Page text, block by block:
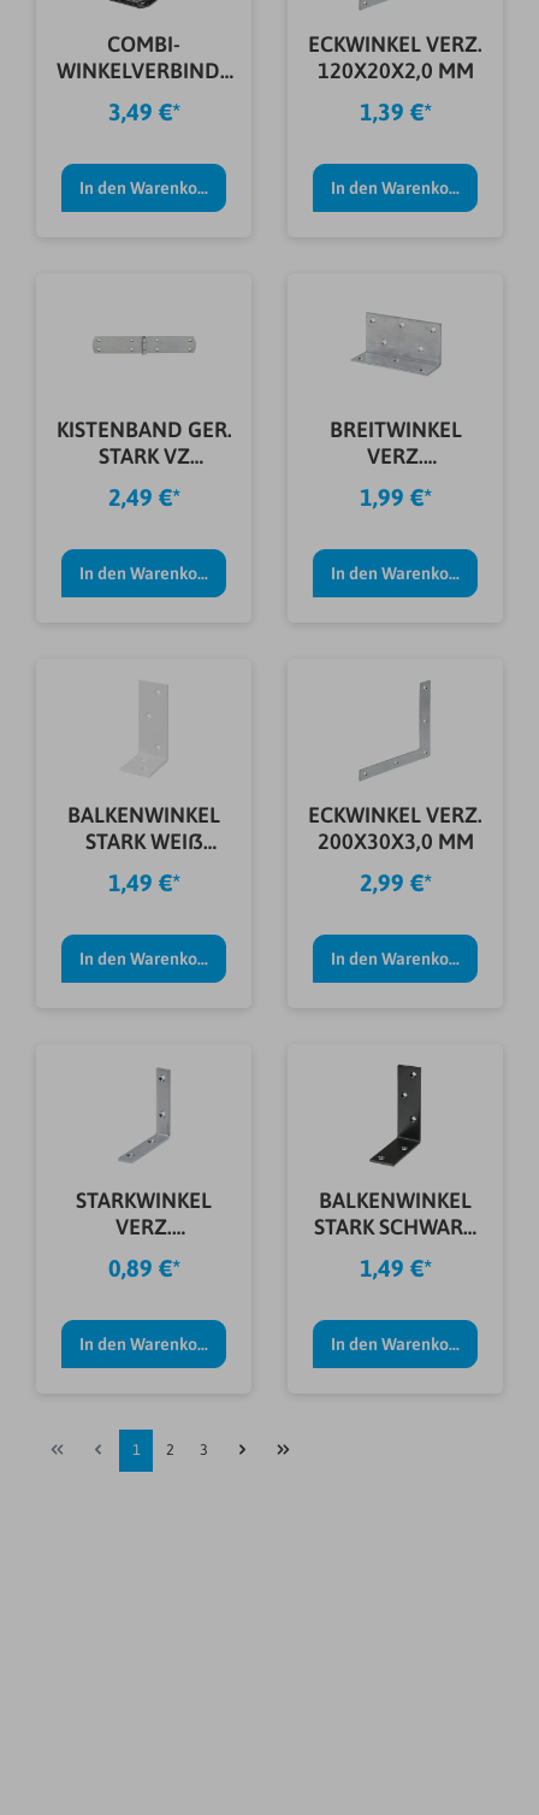
COMBI-
WINKELVERBINDE
R SCHW.
60X60X50 MM
3,49 €*
In den Warenkorb
ECKWINKEL VERZ.
120X20X2,0 MM
1,39 €*
In den Warenkorb
KISTENBAND GER.
STARK VZ
160X35X2,0 MM
2,49 €*
In den Warenkorb
BREITWINKEL
VERZ.
75X40X25X2,0
MM
1,99 €*
In den Warenkorb
BALKENWINKEL
STARK WEIß
80X40X30X2,0
MM
1,49 €*
In den Warenkorb
ECKWINKEL VERZ.
200X30X3,0 MM
2,99 €*
In den Warenkorb
STARKWINKEL
VERZ.
40X40X20X3,0
MM
0,89 €*
In den Warenkorb
BALKENWINKEL
STARK SCHWARZ
80X40X30X2 MM
1,49 €*
In den Warenkorb
1 2 3